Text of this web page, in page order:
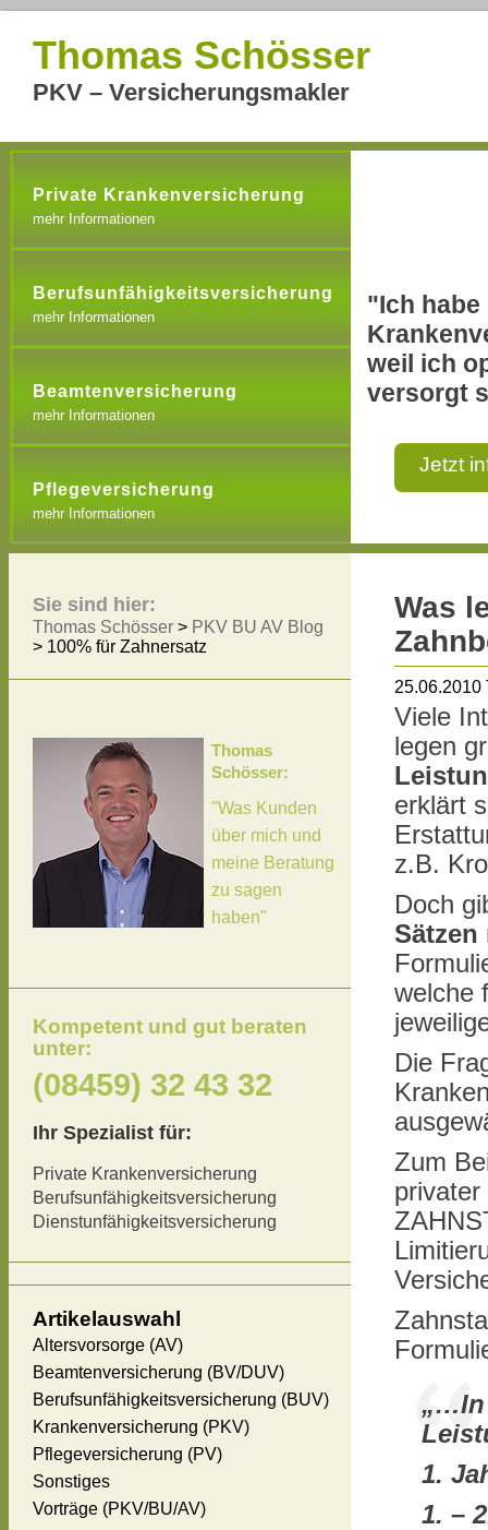
Thomas Schösser
PKV – Versicherungsmakler
Private Krankenversicherung
mehr Informationen
Berufsunfähigkeitsversicherung
mehr Informationen
Beamtenversicherung
mehr Informationen
Pflegeversicherung
mehr Informationen
"Ich habe
weil ich
versorgt
Jetzt
Was
25.06.2010
Viele
legen
erklärt
z.B.
Doch
Sätzen
welche
Die
Zum
privater
„…In
1.
1. –
Sie sind hier:
Thomas Schösser > PKV BU AV Blog
> 100% für Zahnersatz
Thomas
Schösser:
"Was Kunden
über mich und
meine Beratung
zu sagen
haben"
Kompetent und gut beraten
unter:
(08459) 32 43 32
Ihr Spezialist für:
Private Krankenversicherung
Berufsunfähigkeitsversicherung
Dienstunfähigkeitsversicherung
Artikelauswahl
Altersvorsorge (AV)
Beamtenversicherung (BV/DUV)
Berufsunfähigkeitsversicherung (BUV)
Krankenversicherung (PKV)
Pflegeversicherung (PV)
Sonstiges
Vorträge (PKV/BU/AV)